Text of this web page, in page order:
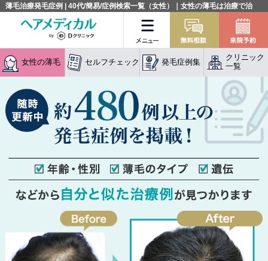
薄毛治療発毛症例 | 40代/簡易/症例検索一覧（女性）｜女性の薄毛は治療で治
る！:発毛専門クリニック
無料相談
女性の薄毛 セルフチェック 発毛症例集
クリニック
一覧